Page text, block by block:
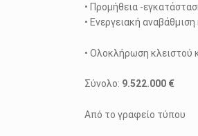
• Προμήθεια -
• Ενεργειακή
• Ολοκλήρωση κλειστού
Σύνολο: 9.522.000 €
Από το γραφείο τύπου